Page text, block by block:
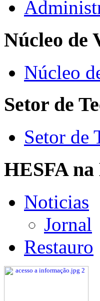
Núcleo de
Núcleo
Setor de
Setor de
HESFA
Noticias
Jornal
Restauro